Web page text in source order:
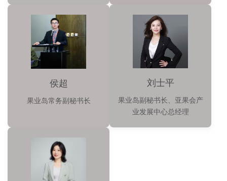
侯超
果业岛常务副秘书长
刘士平
果业岛副秘书长、亚果会产
业发展中心总经理